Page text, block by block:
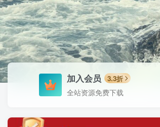
加入会员 3.3折
全站资源免费下载